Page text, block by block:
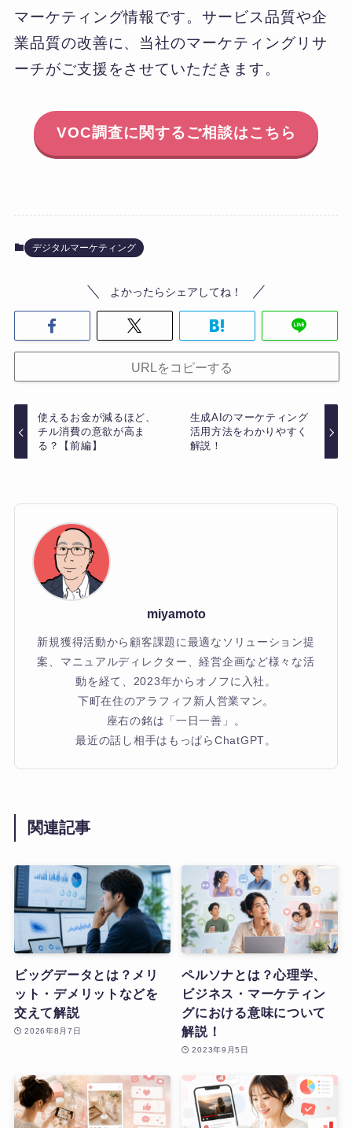
マーケティング情報です。サービス品質や企
業品質の改善に、当社のマーケティングリサ
ーチがご支援をさせていただきます。
VOC調査に関するご相談はこちら
デジタルマーケティング
よかったらシェアしてね！
URLをコピーする
使えるお金が減るほど、
チル消費の意欲が高ま
る？【前編】
生成AIのマーケティング
活用方法をわかりやすく
解説！
miyamoto
新規獲得活動から顧客課題に最適なソリューション提
案、マニュアルディレクター、経営企画など様々な活
動を経て、2023年からオノフに入社。
下町在住のアラフィフ新人営業マン。
座右の銘は「一日一善」。
最近の話し相手はもっぱらChatGPT。
関連記事
ビッグデータとは？メリ
ット・デメリットなどを
交えて解説
2026年8月7日
ペルソナとは？心理学、
ビジネス・マーケティン
グにおける意味について
解説！
2023年9月5日